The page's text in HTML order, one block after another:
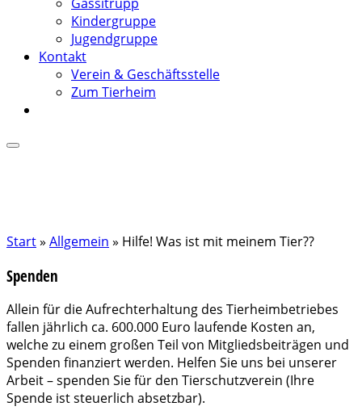
Kindergruppe
Jugendgruppe
Kontakt
Verein & Geschäftsstelle
Zum Tierheim
Start» Allgemein » Hilfe! Was ist mit meinem Tier??
Spenden
Allein für die Aufrechterhaltung des Tierheimbetriebes
fallen jährlich ca. 600.000 Euro laufende Kosten an,
welche zu einem großen Teil von Mitgliedsbeiträgen und
Spenden finanziert werden. Helfen Sie uns bei unserer
Arbeit – spenden Sie für den Tierschutzverein (Ihre
Spende ist steuerlich absetzbar).